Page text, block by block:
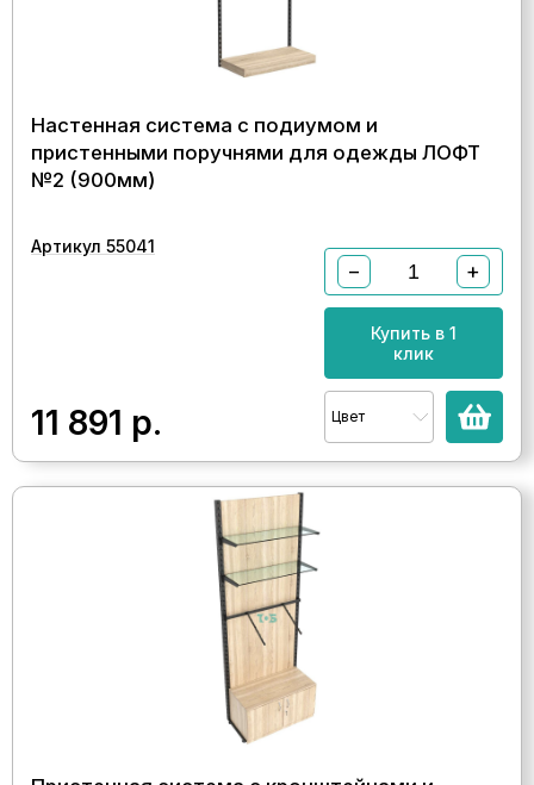
Настенная система с подиумом и
пристенными поручнями для одежды ЛОФТ
№2 (900мм)
Артикул 55041
11 891 р.
− +
Купить в 1
клик
Цвет